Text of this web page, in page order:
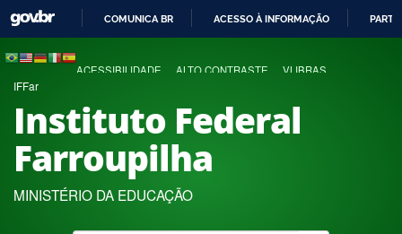
COMUNICA BR ACESSO À INFORMAÇÃO
ACESSIBILIDADE ALTO CONTRASTE VLIBRAS
IFFar
Instituto Federal
Farroupilha
MINISTÉRIO DA EDUCAÇÃO